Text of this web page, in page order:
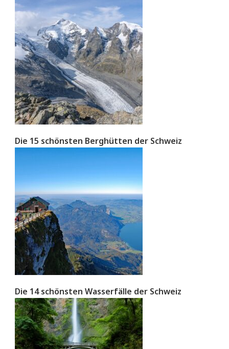
Die 15 schönsten Berghütten der Schweiz
Die 14 schönsten Wasserfälle der Schweiz